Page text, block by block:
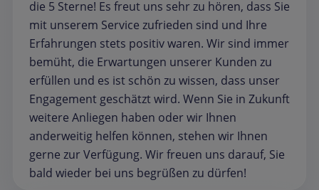
die 5 Sterne! Es freut uns sehr zu hören, dass Sie
mit unserem Service zufrieden sind und Ihre
Erfahrungen stets positiv waren. Wir sind immer
bemüht, die Erwartungen unserer Kunden zu
erfüllen und es ist schön zu wissen, dass unser
Engagement geschätzt wird. Wenn Sie in Zukunft
weitere Anliegen haben oder wir Ihnen
anderweitig helfen können, stehen wir Ihnen
gerne zur Verfügung. Wir freuen uns darauf, Sie
bald wieder bei uns begrüßen zu dürfen!